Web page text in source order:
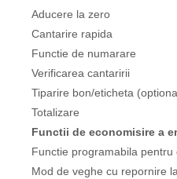
Aducere la zero
Cantarire rapida
Functie de numarare
Verificarea cantaririi
Tiparire bon/eticheta
Totalizare
Functii de economisire a
Functie programabila
Mod de veghe cu repornire